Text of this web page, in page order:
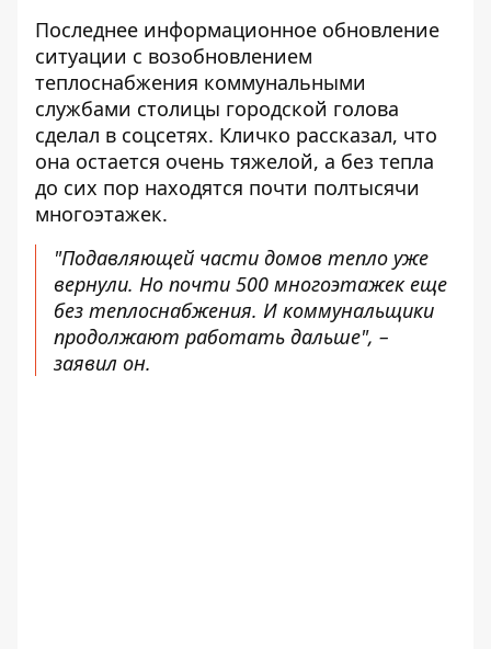
Последнее информационное обновление
ситуации с возобновлением
теплоснабжения коммунальными
службами столицы городской голова
сделал в соцсетях. Кличко рассказал, что
она остается очень тяжелой, а без тепла
до сих пор находятся почти полтысячи
многоэтажек.
"Подавляющей части домов тепло уже
вернули. Но почти 500 многоэтажек еще
без теплоснабжения. И коммунальщики
продолжают работать дальше", –
заявил он.